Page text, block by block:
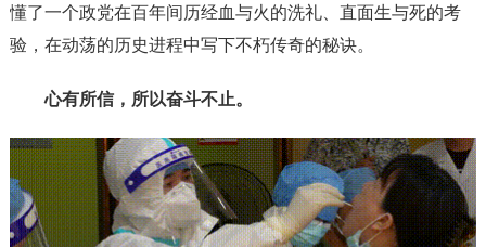
懂了一个政党在百年间历经血与火的洗礼、直面生与死的考
验，在动荡的历史进程中写下不朽传奇的秘诀。
心有所信，所以奋斗不止。